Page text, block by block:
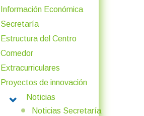
Información Económica
Secretaría
Estructura del Centro
Comedor
Extracurriculares
Proyectos de innovación
Noticias
MORE ABOUT: NOTICIAS
Noticias Secretaría